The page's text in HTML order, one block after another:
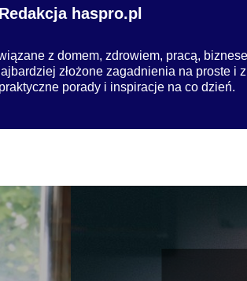
Redakcja haspro.pl
z domem, zdrowiem, pracą,
złożone zagadnienia na proste i
porady i inspiracje na co dzień.